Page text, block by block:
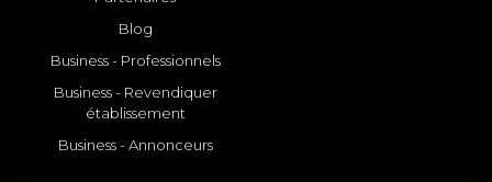
Blog
Business - Professionnels
Business - Revendiquer
établissement
Business - Annonceurs